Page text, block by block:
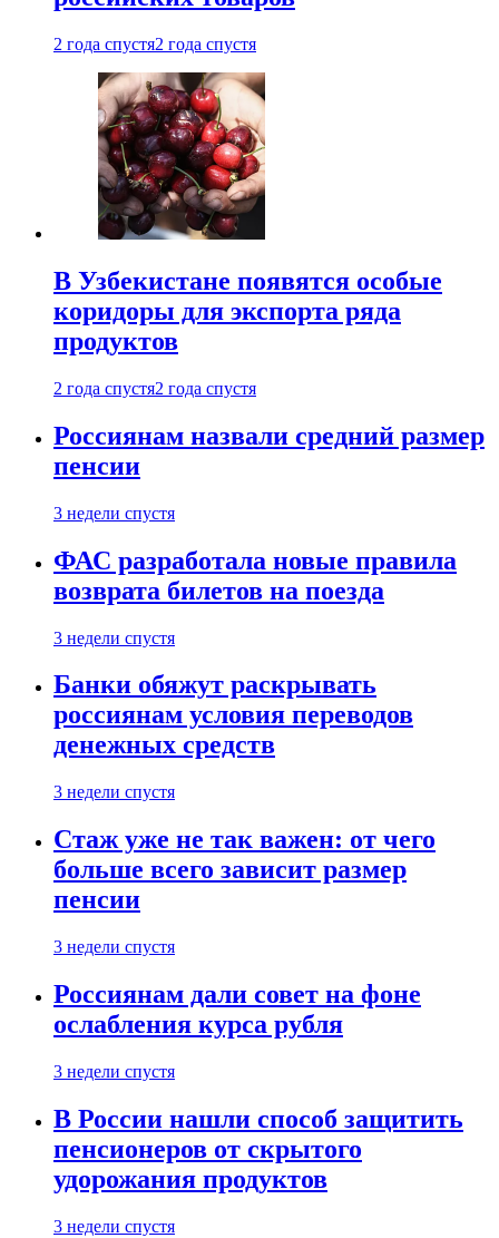
2 года спустя2 года спустя
В Узбекистане появятся особые
коридоры для экспорта ряда
продуктов
2 года спустя2 года спустя
Россиянам назвали средний размер
пенсии
3 недели спустя
ФАС разработала новые правила
возврата билетов на поезда
3 недели спустя
Банки обяжут раскрывать
россиянам условия переводов
денежных средств
3 недели спустя
Стаж уже не так важен: от чего
больше всего зависит размер
пенсии
3 недели спустя
Россиянам дали совет на фоне
ослабления курса рубля
3 недели спустя
В России нашли способ защитить
пенсионеров от скрытого
удорожания продуктов
3 недели спустя